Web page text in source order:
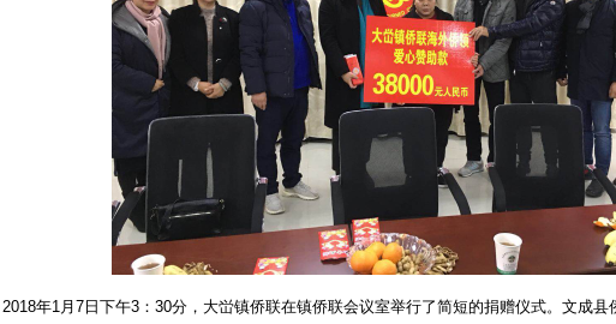
2018年1月7日下午3：30分，大峃镇侨联在镇侨联会议室举行了简短的捐赠仪式。文成